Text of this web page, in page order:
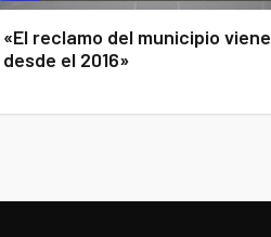
«El reclamo del municipio viene
desde el 2016»